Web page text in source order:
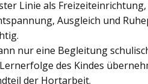
Linie als
Ausgleich und
nur eine Begleitung
des Kindes
der Hortarbeit.